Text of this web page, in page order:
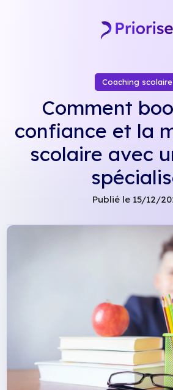
Coaching scolaire
Comment
confiance et la
scolaire avec
Publié le 15/12/